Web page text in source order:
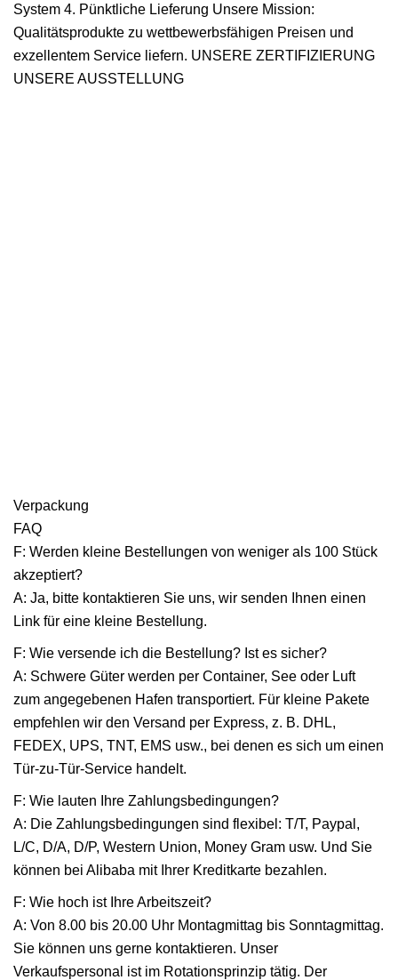
System 4. Pünktliche Lieferung Unsere Mission:
Qualitätsprodukte zu wettbewerbsfähigen Preisen und
exzellentem Service liefern. UNSERE ZERTIFIZIERUNG
UNSERE AUSSTELLUNG
Verpackung
FAQ
F: Werden kleine Bestellungen von weniger als 100 Stück
akzeptiert?
A: Ja, bitte kontaktieren Sie uns, wir senden Ihnen einen
Link für eine kleine Bestellung.
F: Wie versende ich die Bestellung? Ist es sicher?
A: Schwere Güter werden per Container, See oder Luft
zum angegebenen Hafen transportiert. Für kleine Pakete
empfehlen wir den Versand per Express, z. B. DHL,
FEDEX, UPS, TNT, EMS usw., bei denen es sich um einen
Tür-zu-Tür-Service handelt.
F: Wie lauten Ihre Zahlungsbedingungen?
A: Die Zahlungsbedingungen sind flexibel: T/T, Paypal,
L/C, D/A, D/P, Western Union, Money Gram usw. Und Sie
können bei Alibaba mit Ihrer Kreditkarte bezahlen.
F: Wie hoch ist Ihre Arbeitszeit?
A: Von 8.00 bis 20.00 Uhr Montagmittag bis Sonntagmittag.
Sie können uns gerne kontaktieren. Unser
Verkaufspersonal ist im Rotationsprinzip tätig. Der